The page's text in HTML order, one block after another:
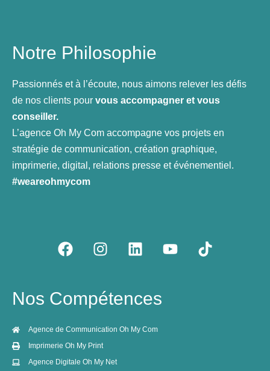
Notre Philosophie
Passionnés et à l’écoute, nous aimons relever les défis
de nos clients pour vous accompagner et vous
conseiller.
L’agence Oh My Com accompagne vos projets en
stratégie de communication, création graphique,
imprimerie, digital, relations presse et événementiel.
#weareohmycom
F
a
b
o
k
I
n
a
r
a
m
L
i
e
i
Y
o
T
i
Nos Compétences
Agence de Communication Oh My Com
Imprimerie Oh My Print
Agence Digitale Oh My Net